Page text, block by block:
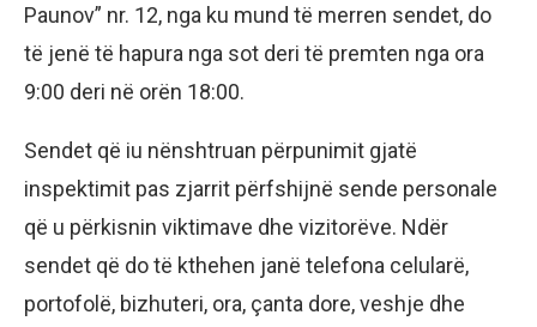
Paunov” nr. 12, nga ku mund të merren sendet, do
të jenë të hapura nga sot deri të premten nga ora
9:00 deri në orën 18:00.
Sendet që iu nënshtruan përpunimit gjatë
inspektimit pas zjarrit përfshijnë sende personale
që u përkisnin viktimave dhe vizitorëve. Ndër
sendet që do të kthehen janë telefona celularë,
portofolë, bizhuteri, ora, çanta dore, veshje dhe